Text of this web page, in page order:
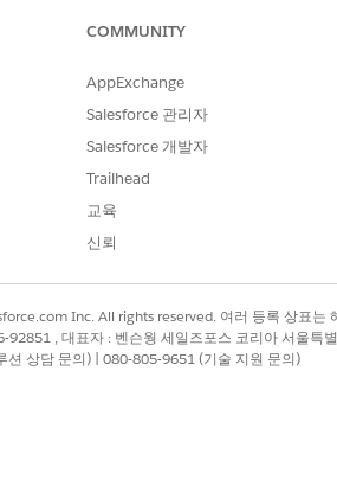
시에 수행하여 시간을 절약하고 정확한 재
시에 수행하여 시간을 절약하고 정확한 재
를 추가합니다. 이 작업은 폐기 주문 행 항
세스를 모니터링합니다.
COMMUNITY
AppExchange
Salesforce 관리자
Salesforce 개발자
Trailhead
교육
신뢰
Inc. All rights reserved. 여러 등록 상표는
92851 , 대표자 : 벤슨웡 세일즈포스 코리아 서울
션 상담 문의) | 080-805-9651 (기술 지원 문의)